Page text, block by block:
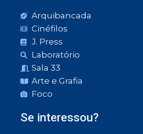
Arquibancada
Cinéfilos
J. Press
Laboratório
Sala 33
Arte e Grafia
Foco
Se interessou?